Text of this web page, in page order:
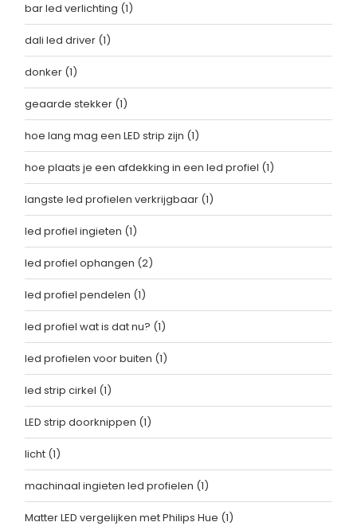
bar led verlichting (1)
dali led driver (1)
donker (1)
geaarde stekker (1)
hoe lang mag een LED strip zijn (1)
hoe plaats je een afdekking in een led profiel (1)
langste led profielen verkrijgbaar (1)
led profiel ingieten (1)
led profiel ophangen (2)
led profiel pendelen (1)
led profiel wat is dat nu? (1)
led profielen voor buiten (1)
led strip cirkel (1)
LED strip doorknippen (1)
licht (1)
machinaal ingieten led profielen (1)
Matter LED vergelijken met Philips Hue (1)